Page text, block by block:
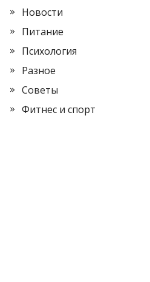
Новости
Питание
Психология
Разное
Советы
Фитнес и спорт